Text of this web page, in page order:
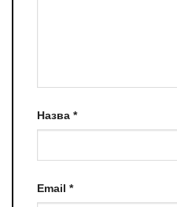
Назва *
Email *